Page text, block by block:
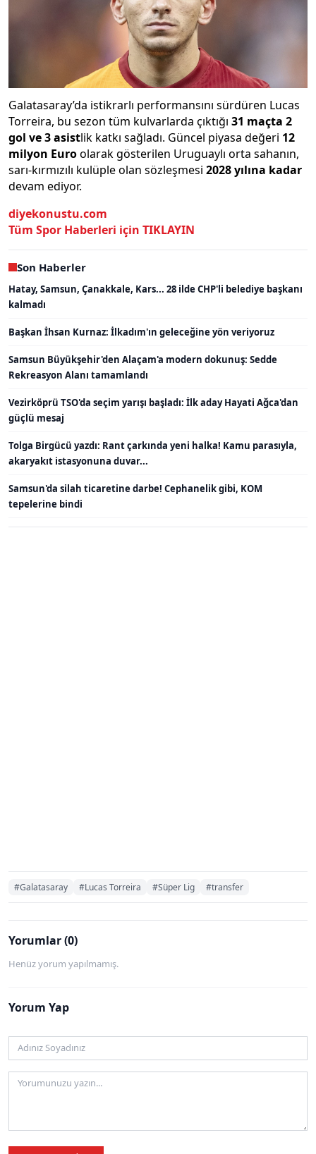
Galatasaray’da istikrarlı performansını sürdüren Lucas
Torreira, bu sezon tüm kulvarlarda çıktığı 31 maçta 2
gol ve 3 asistlik katkı sağladı. Güncel piyasa değeri 12
milyon Euroolarak gösterilen Uruguaylı orta sahanın,
sarı-kırmızılı kulüple olan sözleşmesi 2028 yılına kadar
devam ediyor.
diyekonustu.com
Tüm Spor Haberleri için TIKLAYIN
Son Haberler
Hatay, Samsun, Çanakkale, Kars... 28 ilde CHP'li belediye başkanı
kalmadı
Başkan İhsan Kurnaz: İlkadım'ın geleceğine yön veriyoruz
Samsun Büyükşehir'den Alaçam'a modern dokunuş: Sedde
Rekreasyon Alanı tamamlandı
Vezirköprü TSO'da seçim yarışı başladı: İlk aday Hayati Ağca'dan
güçlü mesaj
Tolga Birgücü yazdı: Rant çarkında yeni halka! Kamu parasıyla,
akaryakıt istasyonuna duvar...
Samsun'da silah ticaretine darbe! Cephanelik gibi, KOM
tepelerine bindi
#Galatasaray #Lucas Torreira #Süper Lig #transfer
Yorumlar (0)
Henüz yorum yapılmamış.
Yorum Yap